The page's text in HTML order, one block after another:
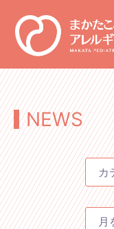
NEWS
カ
月